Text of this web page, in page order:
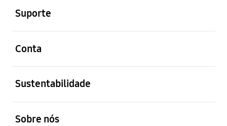
Suporte
Conta
Sustentabilidade
Sobre nós